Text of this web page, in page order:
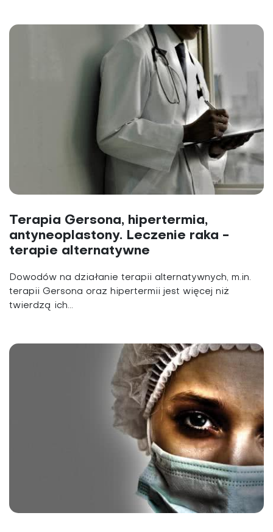
Terapia Gersona, hipertermia,
antyneoplastony. Leczenie raka -
terapie alternatywne
Dowodów na działanie terapii alternatywnych, m.in.
terapii Gersona oraz hipertermii jest więcej niż
twierdzą ich...